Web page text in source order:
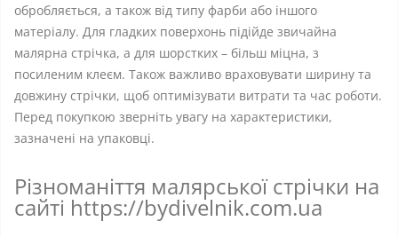
обробляється, а також від типу фарби або іншого
матеріалу. Для гладких поверхонь підійде звичайна
малярна стрічка, а для шорстких – більш міцна, з
посиленим клеєм. Також важливо враховувати ширину та
довжину стрічки, щоб оптимізувати витрати та час роботи.
Перед покупкою зверніть увагу на характеристики,
зазначені на упаковці.
Різноманіття малярської стрічки на
сайті https://bydivelnik.com.ua